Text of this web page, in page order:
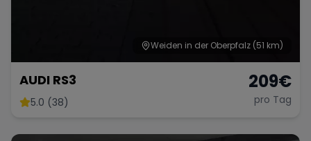
Corvette
Weiden in der Oberpfalz (51 km)
AUDI RS3
5.0 (38)
209€
pro Tag